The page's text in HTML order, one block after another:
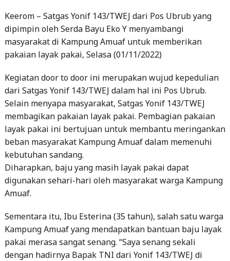
Keerom – Satgas Yonif 143/TWEJ dari Pos Ubrub yang
dipimpin oleh Serda Bayu Eko Y menyambangi
masyarakat di Kampung Amuaf untuk memberikan
pakaian layak pakai, Selasa (01/11/2022)
Kegiatan door to door ini merupakan wujud kepedulian
dari Satgas Yonif 143/TWEJ dalam hal ini Pos Ubrub.
Selain menyapa masyarakat, Satgas Yonif 143/TWEJ
membagikan pakaian layak pakai. Pembagian pakaian
layak pakai ini bertujuan untuk membantu meringankan
beban masyarakat Kampung Amuaf dalam memenuhi
kebutuhan sandang.
Diharapkan, baju yang masih layak pakai dapat
digunakan sehari-hari oleh masyarakat warga Kampung
Amuaf.
Sementara itu, Ibu Esterina (35 tahun), salah satu warga
Kampung Amuaf yang mendapatkan bantuan baju layak
pakai merasa sangat senang. “Saya senang sekali
dengan hadirnya Bapak TNI dari Yonif 143/TWEJ di